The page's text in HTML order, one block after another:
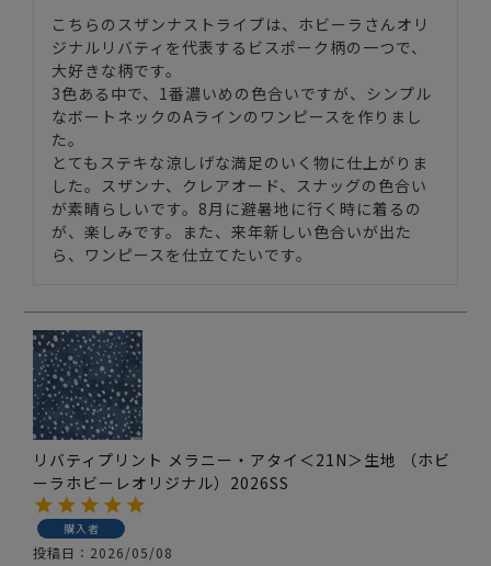
こちらのスザンナストライプは、ホビーラさんオリ
ジナルリバティを代表するビスポーク柄の一つで、
大好きな柄です。
3色ある中で、1番濃いめの色合いですが、シンプル
なボートネックのAラインのワンピースを作りまし
た。
とてもステキな涼しげな満足のいく物に仕上がりま
した。スザンナ、クレアオード、スナッグの色合い
が素晴らしいです。8月に避暑地に行く時に着るの
が、楽しみです。また、来年新しい色合いが出た
ら、ワンピースを仕立てたいです。
リバティプリント メラニー・アタイ＜21N＞生地 （ホビ
ーラホビーレオリジナル）2026SS
購入者
投稿日 2026/05/08